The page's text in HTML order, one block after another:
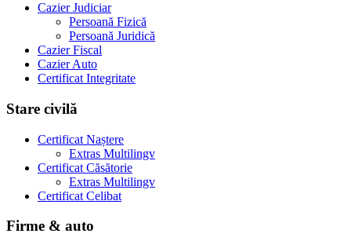
Cazier Judiciar
Persoană Fizică
Persoană Juridică
Cazier Fiscal
Cazier Auto
Certificat Integritate
Stare civilă
Certificat Naștere
Extras Multilingv
Certificat Căsătorie
Extras Multilingv
Certificat Celibat
Firme & auto